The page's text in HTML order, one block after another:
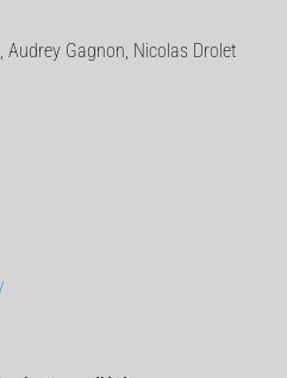
Gagnon, Nicolas Drolet